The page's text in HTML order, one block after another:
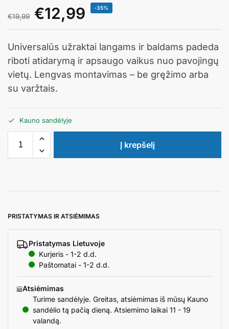
€19,99 €12,99 -35%
Universalūs užraktai langams ir baldams padeda
riboti atidarymą ir apsaugo vaikus nuo pavojingų
vietų. Lengvas montavimas – be gręžimo arba
su varžtais.
Kauno sandėlyje
Į krepšelį
PRISTATYMAS IR ATSIĖMIMAS
Pristatymas Lietuvoje
Kurjeris - 1-2 d.d.
Paštomatai - 1-2 d.d.
Atsiėmimas
Turime sandėlyje. Greitas, atsiėmimas iš mūsų Kauno
sandėlio tą pačią dieną. Atsiemimo laikai 11 - 19
valandą.